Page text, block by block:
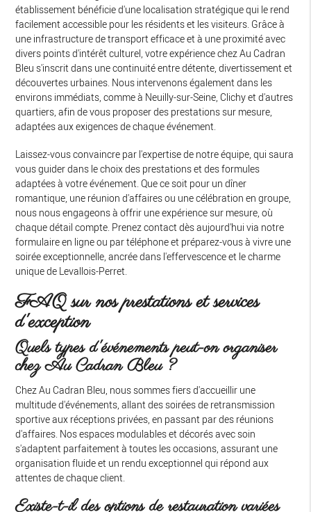
établissement bénéficie d'une localisation stratégique qui le rend
facilement accessible pour les résidents et les visiteurs. Grâce à
une infrastructure de transport efficace et à une proximité avec
divers points d'intérêt culturel, votre expérience chez Au Cadran
Bleu s'inscrit dans une continuité entre détente, divertissement et
découvertes urbaines. Nous intervenons également dans les
environs immédiats, comme à Neuilly-sur-Seine, Clichy et d'autres
quartiers, afin de vous proposer des prestations sur mesure,
adaptées aux exigences de chaque événement.
Laissez-vous convaincre par l'expertise de notre équipe, qui saura
vous guider dans le choix des prestations et des formules
adaptées à votre événement. Que ce soit pour un dîner
romantique, une réunion d'affaires ou une célébration en groupe,
nous nous engageons à offrir une expérience sur mesure, où
chaque détail compte. Prenez contact dès aujourd'hui via notre
formulaire en ligne ou par téléphone et préparez-vous à vivre une
soirée exceptionnelle, ancrée dans l'effervescence et le charme
unique de Levallois-Perret.
FAQ sur nos prestations et services
d'exception
Quels types d'événements peut-on organiser
chez Au Cadran Bleu ?
Chez Au Cadran Bleu, nous sommes fiers d'accueillir une
multitude d'événements, allant des soirées de retransmission
sportive aux réceptions privées, en passant par des réunions
d'affaires. Nos espaces modulables et décorés avec soin
s'adaptent parfaitement à toutes les occasions, assurant une
organisation fluide et un rendu exceptionnel qui répond aux
attentes de chaque client.
Existe-t-il des options de restauration variées